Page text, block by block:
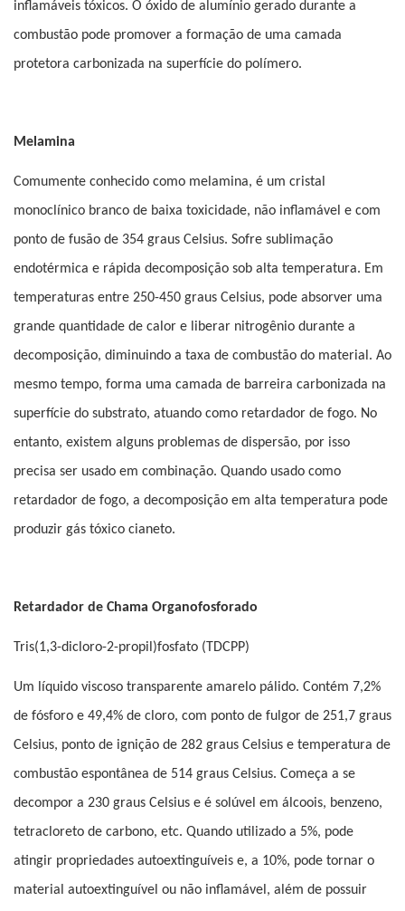
inflamáveis ​​tóxicos. O óxido de alumínio gerado durante a
combustão pode promover a formação de uma camada
protetora carbonizada na superfície do polímero.
Melamina
Comumente conhecido como melamina, é um cristal
monoclínico branco de baixa toxicidade, não inflamável e com
ponto de fusão de 354 graus Celsius. Sofre sublimação
endotérmica e rápida decomposição sob alta temperatura. Em
temperaturas entre 250-450 graus Celsius, pode absorver uma
grande quantidade de calor e liberar nitrogênio durante a
decomposição, diminuindo a taxa de combustão do material. Ao
mesmo tempo, forma uma camada de barreira carbonizada na
superfície do substrato, atuando como retardador de fogo. No
entanto, existem alguns problemas de dispersão, por isso
precisa ser usado em combinação. Quando usado como
retardador de fogo, a decomposição em alta temperatura pode
produzir gás tóxico cianeto.
Retardador de Chama Organofosforado
Tris(1,3-dicloro-2-propil)fosfato (TDCPP)
Um líquido viscoso transparente amarelo pálido. Contém 7,2%
de fósforo e 49,4% de cloro, com ponto de fulgor de 251,7 graus
Celsius, ponto de ignição de 282 graus Celsius e temperatura de
combustão espontânea de 514 graus Celsius. Começa a se
decompor a 230 graus Celsius e é solúvel em álcoois, benzeno,
tetracloreto de carbono, etc. Quando utilizado a 5%, pode
atingir propriedades autoextinguíveis e, a 10%, pode tornar o
material autoextinguível ou não inflamável, além de possuir